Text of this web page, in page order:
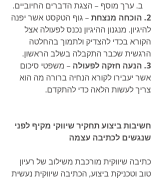
2. הוכחה מנצחת
– גוף הטקסט אשר יפנה
להיגיון. מנגנון ההיגיון נכנס לפעולה אצל
הקורא בכדי להצדיק ולתמוך בהחלטה
הרגשית שכבר התקבלה בשלב הראשון.
3. הנעה חזקה לפעולה
– משפטי סיכום
אשר יעבירו לקורא הנחיה ברורה מה הוא
צריך לעשות הלאה כדי להתקדם.
חשיבות ביצוע תחקיר שיווקי מקיף לפני
שנגשים לכתיבה עצמה
כתיבה שיווקית מורכבת משילוב של רעיון
טוב וטכניקת ביצוע, הכתיבה שיווקית נעשית